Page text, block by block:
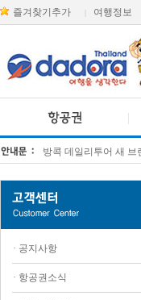
즐겨찾기추가 여행정보
방콕 데일리투어 새
· 공지사항
· 항공권소식